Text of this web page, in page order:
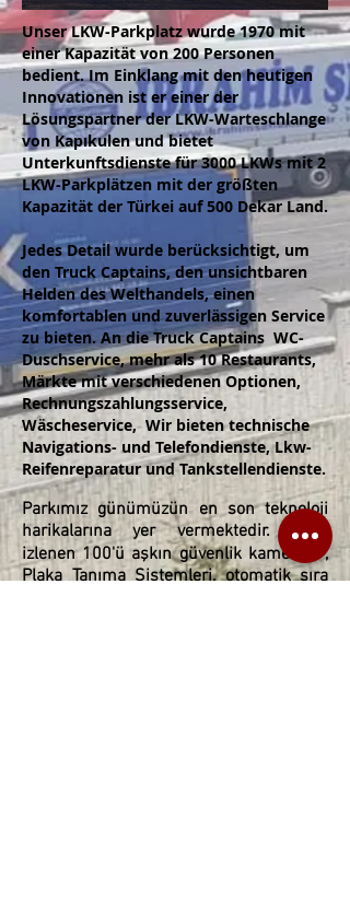
Unser LKW-Parkplatz wurde 1970 mit
einer Kapazität von 200 Personen
bedient. Im Einklang mit den heutigen
Innovationen ist er einer der
Lösungspartner der LKW-Warteschlange
von Kapıkulen und bietet
Unterkunftsdienste für 3000 LKWs mit 2
LKW-Parkplätzen mit der größten
Kapazität der Türkei auf 500 Dekar Land.
Jedes Detail wurde berücksichtigt, um
den Truck Captains, den unsichtbaren
Helden des Welthandels, einen
komfortablen und zuverlässigen Service
zu bieten. An die Truck Captains WC-
Duschservice, mehr als 10 Restaurants,
Märkte mit verschiedenen Optionen,
Rechnungszahlungsservice,
Wäscheservice, Wir bieten technische
Navigations- und Telefondienste, Lkw-
Reifenreparatur und Tankstellendienste.
Parkımız günümüzün en son teknoloji
harikalarına yer vermektedir. 7/24
izlenen 100'ü aşkın güvenlik kamerası ,
Plaka Tanıma Sistemleri, otomatik sıra